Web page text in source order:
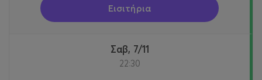
Εισιτήρια
Σαβ, 7/11
22:30